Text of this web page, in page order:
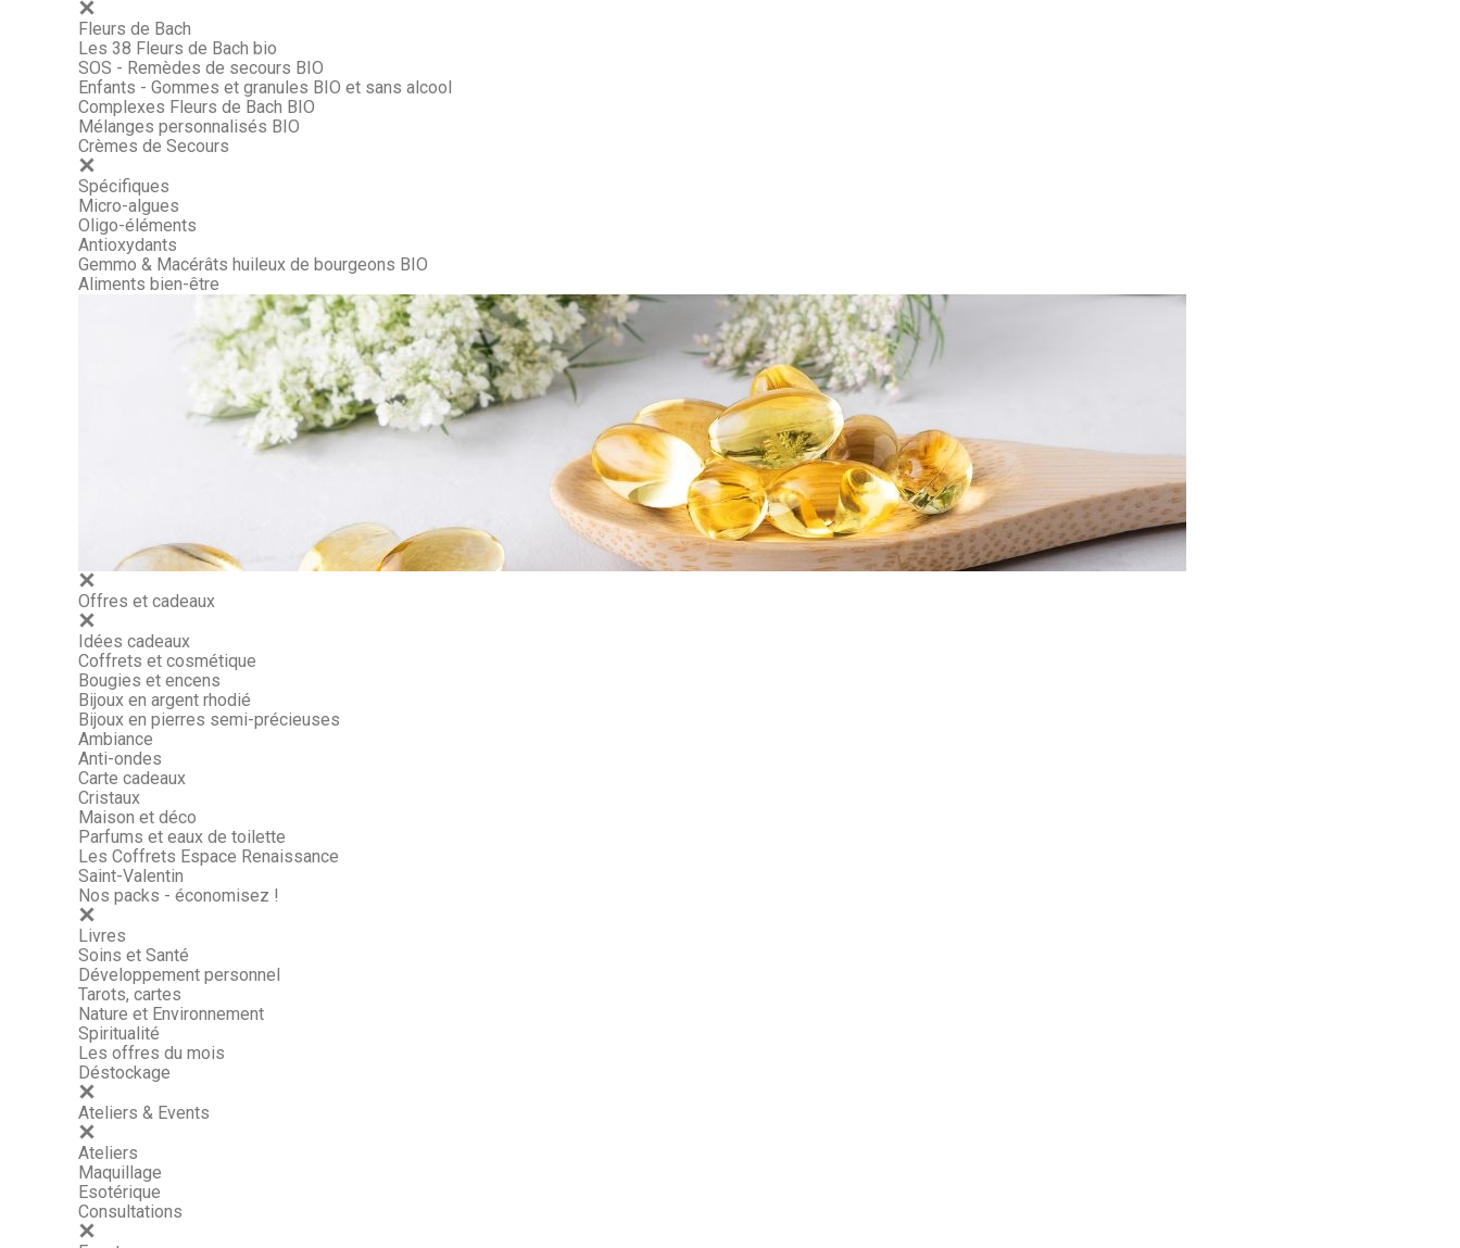
Fleurs de Bach
Les 38 Fleurs de Bach bio
SOS - Remèdes de secours BIO
Enfants - Gommes et granules BIO et sans alcool
Complexes Fleurs de Bach BIO
Mélanges personnalisés BIO
Crèmes de Secours
Spécifiques
Micro-algues
Oligo-éléments
Antioxydants
Gemmo & Macérâts huileux de bourgeons BIO
Aliments bien-être
Offres et cadeaux
Idées cadeaux
Coffrets et cosmétique
Bougies et encens
Bijoux en argent rhodié
Bijoux en pierres semi-précieuses
Ambiance
Anti-ondes
Carte cadeaux
Cristaux
Maison et déco
Parfums et eaux de toilette
Les Coffrets Espace Renaissance
Saint-Valentin
Nos packs - économisez !
Livres
Soins et Santé
Développement personnel
Tarots, cartes
Nature et Environnement
Spiritualité
Les offres du mois
Déstockage
Ateliers & Events
Ateliers
Maquillage
Esotérique
Consultations